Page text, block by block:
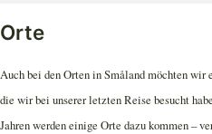
Orte
Auch bei den Orten in Småland möchten wir
die wir bei unserer letzten Reise besucht
Jahren werden einige Orte dazu kommen –